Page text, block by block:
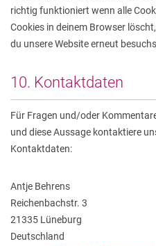
richtig funktioniert wenn alle
Cookies in deinem Browser
du unsere Website erneut
10. Kontaktdaten
Für Fragen und/oder
und diese Aussage kontaktiere
Kontaktdaten:
Antje Behrens
Reichenbachstr. 3
21335 Lüneburg
Deutschland